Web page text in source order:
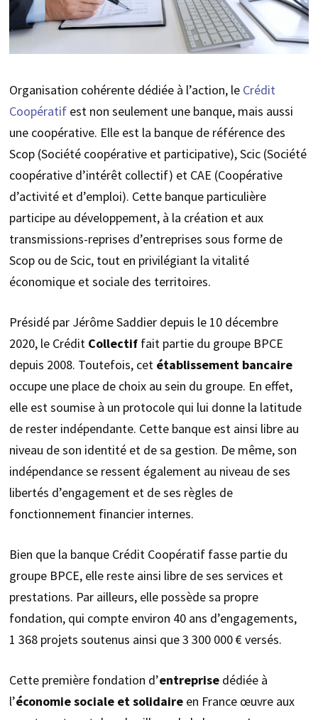
Organisation cohérente dédiée à l’action, le Crédit
Coopératifest non seulement une banque, mais aussi
une coopérative. Elle est la banque de référence des
Scop (Société coopérative et participative), Scic (Société
coopérative d’intérêt collectif) et CAE (Coopérative
d’activité et d’emploi). Cette banque particulière
participe au développement, à la création et aux
transmissions-reprises d’entreprises sous forme de
Scop ou de Scic, tout en privilégiant la vitalité
économique et sociale des territoires.
Présidé par Jérôme Saddier depuis le 10 décembre
2020, le Crédit Collectif fait partie du groupe BPCE
depuis 2008. Toutefois, cetétablissement bancaire
occupe une place de choix au sein du groupe. En effet,
elle est soumise à un protocole qui lui donne la latitude
de rester indépendante. Cette banque est ainsi libre au
niveau de son identité et de sa gestion. De même, son
indépendance se ressent également au niveau de ses
libertés d’engagement et de ses règles de
fonctionnement financier internes.
Bien que la banque Crédit Coopératif fasse partie du
groupe BPCE, elle reste ainsi libre de ses services et
prestations. Par ailleurs, elle possède sa propre
fondation, qui compte environ 40 ans d’engagements,
1 368 projets soutenus ainsi que 3 300 000 € versés.
Cette première fondation d’entreprise dédiée à
l’économie sociale et solidaireen France œuvre aux